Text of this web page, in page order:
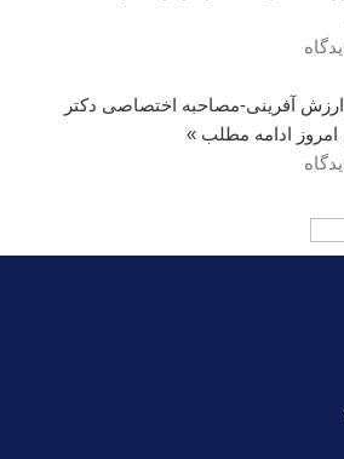
ارزش آفرینی-مصاحبه اختصاصی دکتر
ادامه مطلب »